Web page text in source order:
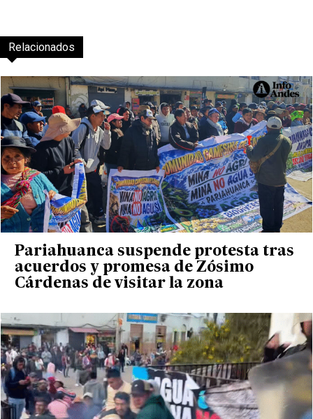
Relacionados
Pariahuanca suspende protesta tras
acuerdos y promesa de Zósimo
Cárdenas de visitar la zona